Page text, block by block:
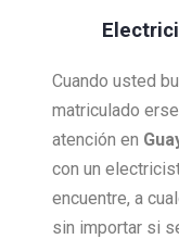
Cuando usted
matriculado
atención en
con un
encuentre, a
sin importar si